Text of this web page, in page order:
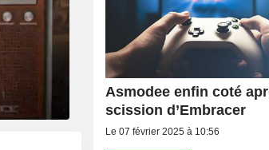
Asmodee enfin coté
scission d’Embracer
Le 07 février 2025 à 10:56